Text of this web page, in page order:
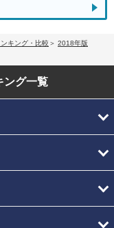
キング・比較
2018年版
ング一覧